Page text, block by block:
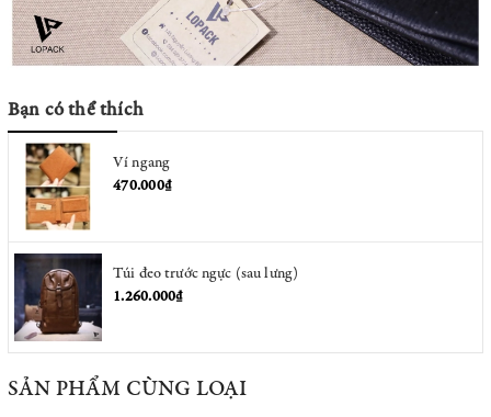
Bạn có thể thích
Ví ngang
470.000₫
Túi đeo trước ngực (sau lưng)
1.260.000₫
SẢN PHẨM CÙNG LOẠI